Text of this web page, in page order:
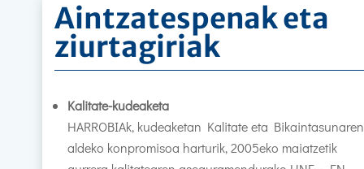
Aintzatespenak eta
ziurtagiriak
Kalitate-kudeaketa
HARROBIAk, kudeaketan Kalitate eta Bikaintasunaren
aldeko konpromisoa harturik,2005eko maiatzetik